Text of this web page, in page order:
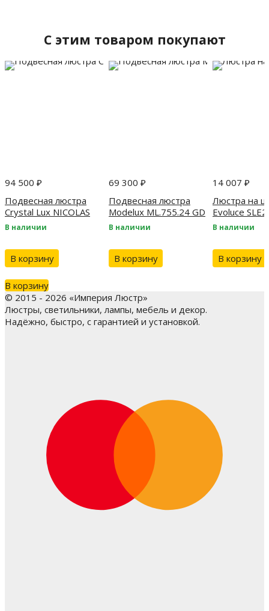
C этим товаром покупают
94 500 ₽
Подвесная люстра
Crystal Lux NICOLAS
SP12 L1600
В наличии
В корзину
69 300 ₽
Подвесная люстра
Modelux ML.755.24 GD
В наличии
В корзину
14 007 ₽
Люстра на
Evoluce
В наличии
В корзину
В корзину
© 2015 - 2026 «Империя Люстр»
Люстры, светильники, лампы, мебель и декор.
Надёжно, быстро, с гарантией и установкой.